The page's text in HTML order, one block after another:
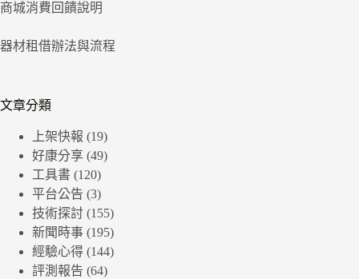
商城消費回饋說明
器材租借辦法與流程
文章分類
上架快報 (19)
好康分享 (49)
工具書 (120)
平台公告 (3)
技術探討 (155)
新聞時事 (195)
經驗心得 (144)
評測報告 (64)